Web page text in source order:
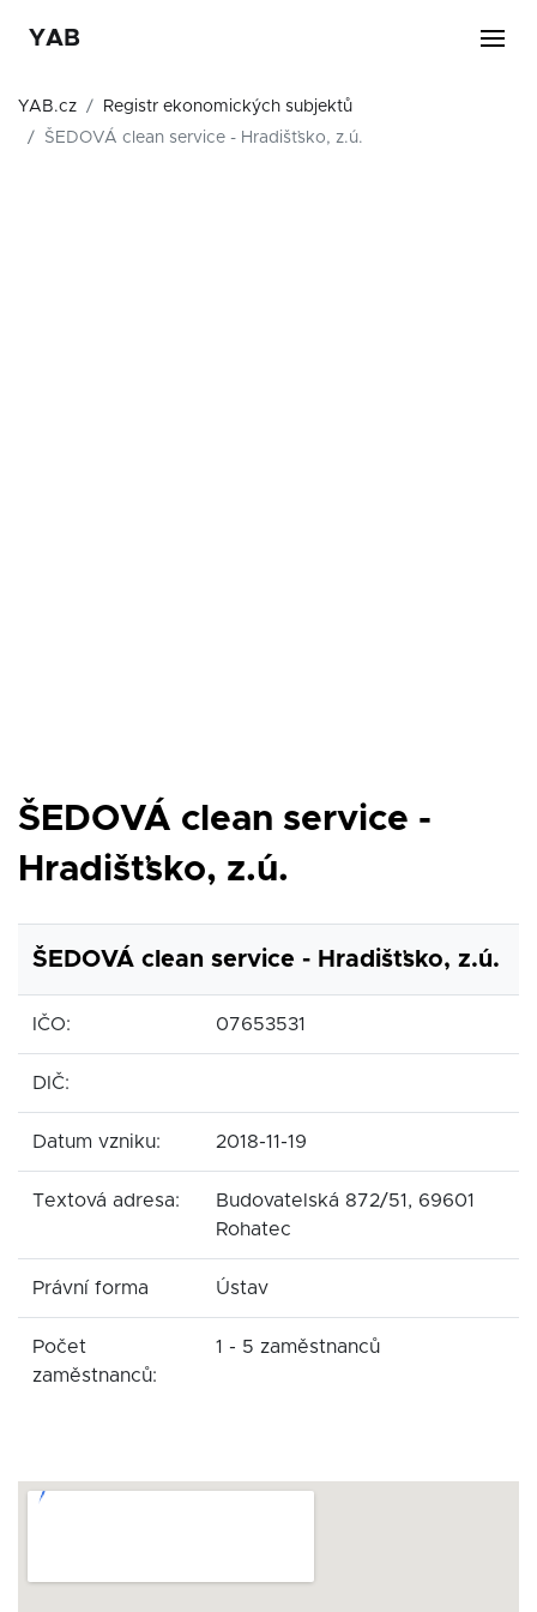
YAB
YAB.cz
Registr ekonomických subjektů
ŠEDOVÁ clean service - Hradišťsko, z.ú.
ŠEDOVÁ clean service -
Hradišťsko, z.ú.
ŠEDOVÁ clean service - Hradišťsko, z.ú.
IČO: 07653531
DIČ:
Datum vzniku: 2018-11-19
Textová adresa:
Budovatelská 872/51, 69601
Rohatec
Právní forma Ústav
Počet
zaměstnanců:
1 - 5 zaměstnanců